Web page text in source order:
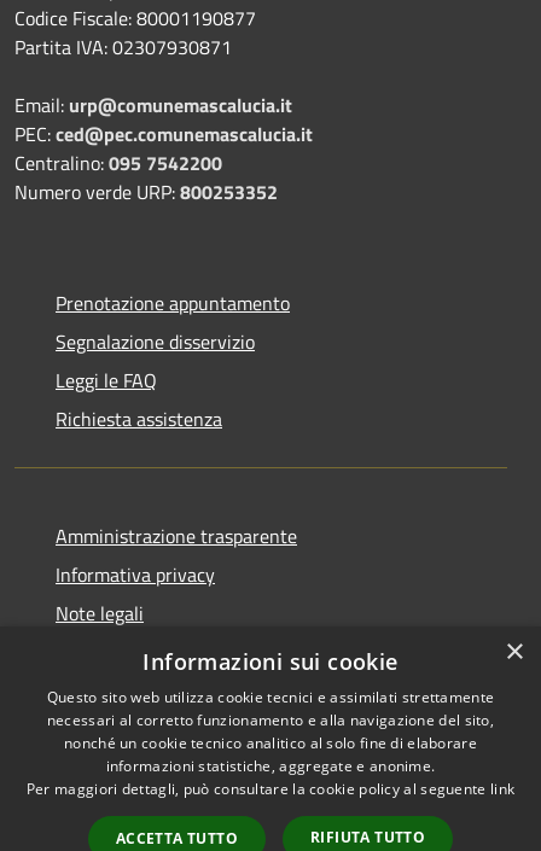
Codice Fiscale: 80001190877
Partita IVA: 02307930871
Email: urp@comunemascalucia.it
PEC:ced@pec.comunemascalucia.it
Centralino:095 7542200
Numero verde URP:800253352
Prenotazione appuntamento
Segnalazione disservizio
Leggi le FAQ
Richiesta assistenza
Amministrazione trasparente
Informativa privacy
Note legali
Dichiarazione di accessibilità
Accessibilità
Copyright © 2026 • Comune di
Mascalucia • Powered by
Municipium•
Accesso
×
Informazioni sui cookie
Questo sito web utilizza cookie tecnici e assimilati strettamente
necessari al corretto funzionamento e alla navigazione del sito,
nonché un cookie tecnico analitico al solo fine di elaborare
informazioni statistiche, aggregate e anonime.
Per maggiori dettagli, può consultare la cookie policy al seguente link
ACCETTA TUTTO RIFIUTA TUTTO